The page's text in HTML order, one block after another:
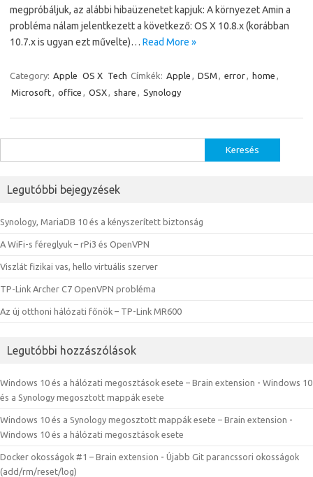
megpróbáljuk, az alábbi hibaüzenetet kapjuk: A környezet Amin a
probléma nálam jelentkezett a következő: OS X 10.8.x (korábban
10.7.x is ugyan ezt művelte)… Read More »
Category: Apple OS X Tech Címkék: Apple , DSM , error, home ,
Microsoft, office , OSX, share , Synology
Legutóbbi bejegyzések
Synology, MariaDB 10 és a kényszerített biztonság
A WiFi-s féreglyuk – rPi3 és OpenVPN
Viszlát fizikai vas, hello virtuális szerver
TP-Link Archer C7 OpenVPN probléma
Az új otthoni hálózati főnök – TP-Link MR600
Legutóbbi hozzászólások
Windows 10 és a hálózati megosztások esete – Brain extension - Windows 10
és a Synology megosztott mappák esete
Windows 10 és a Synology megosztott mappák esete – Brain extension -
Windows 10 és a hálózati megosztások esete
Docker okosságok #1 – Brain extension - Újabb Git parancssori okosságok
(add/rm/reset/log)